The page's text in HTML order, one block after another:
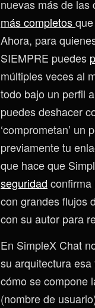
nuevas más de las
más completos
Ahora, para
SIEMPRE puedes
múltiples veces al
todo bajo un perfil
puedes deshacer
‘comprometan’
previamente tu
que hace que
seguridad
con grandes flujos
con su autor para
En SimpleX Chat
su arquitectura
cómo se compone
(nombre de